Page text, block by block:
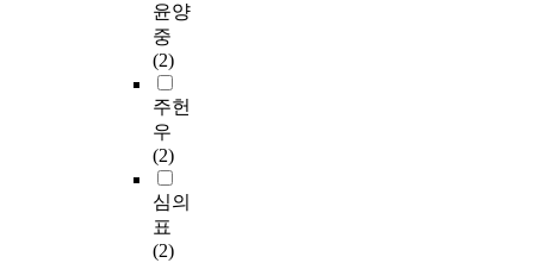
윤양
중
(2)
주헌
우
(2)
심의
표
(2)